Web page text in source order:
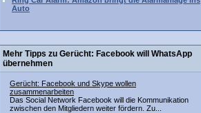
Auto
Mehr Tipps zu Gerücht: Facebook will WhatsApp
übernehmen
Gerücht: Facebook und Skype wollen
zusammenarbeiten
Das Social Network Facebook will die Kommunikation
zwischen den Mitgliedern weiter fördern. Zu...